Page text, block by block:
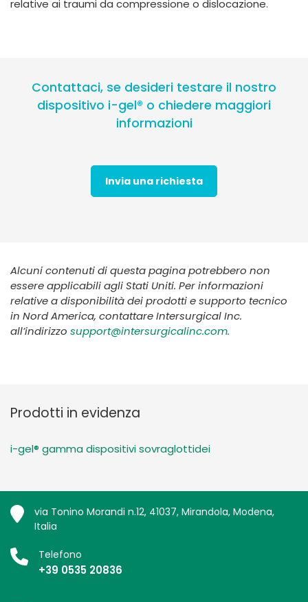
relative ai traumi da compressione o dislocazione.
Contattaci, se desideri testare il nostro
dispositivo i-gel® o chiedere maggiori
informazioni
Invia una richiesta
Alcuni contenuti di questa pagina potrebbero non
essere applicabili agli Stati Uniti. Per informazioni
relative a disponibilità dei prodotti e supporto tecnico
in Nord America, contattare Intersurgical Inc.
all’indirizzo support@intersurgicalinc.com.
Prodotti in evidenza
i-gel® gamma dispositivi sovraglottidei
via Tonino Morandi n.12, 41037, Mirandola, Modena,
Italia
Telefono
+39 0535 20836